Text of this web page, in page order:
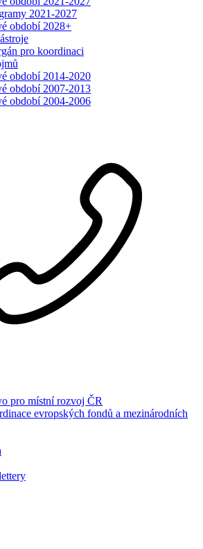
2021-2027
období 2028+
pro koordinaci
období 2014-2020
období 2007-2013
období 2004-2006
pro místní rozvoj ČR
evropských fondů a mezinárodních